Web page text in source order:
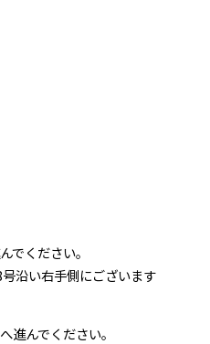
でください。
沿い右手側にございます
進んでください。